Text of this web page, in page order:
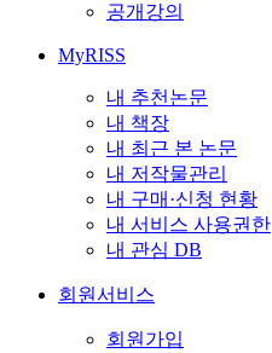
공개강의
MyRISS
내 추천논문
내 책장
내 최근 본 논문
내 저작물관리
내 구매·신청 현황
내 서비스 사용권한
내 관심 DB
회원서비스
회원가입